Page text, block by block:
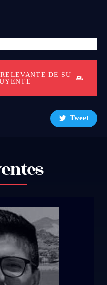
DE SU
Tweet